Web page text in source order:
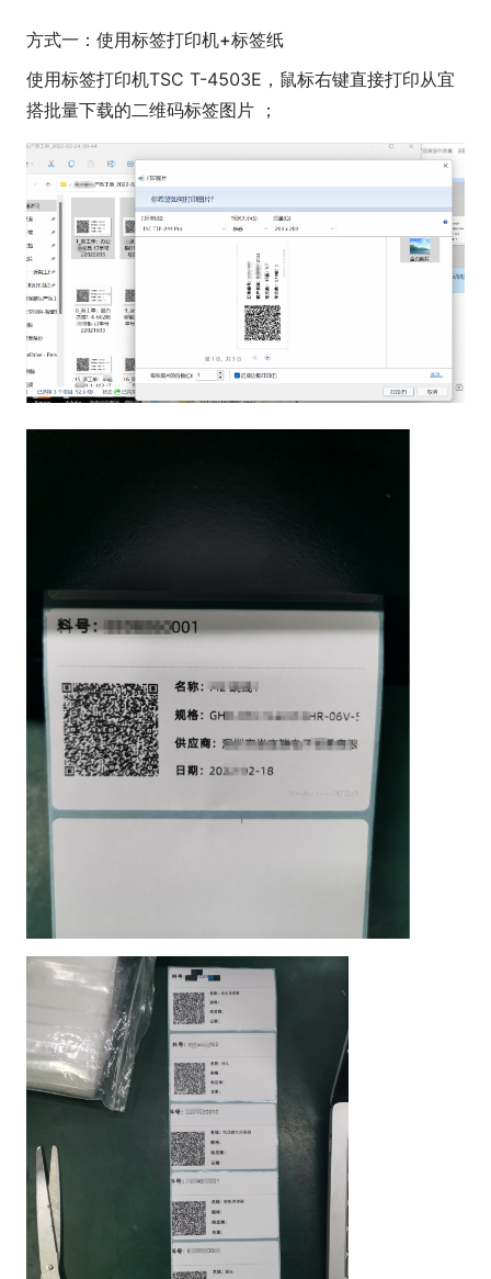
方式一：使用标签打印机+标签纸
使用标签打印机TSC T-4503E，鼠标右键直接打印从宜
搭批量下载的二维码标签图片 ；